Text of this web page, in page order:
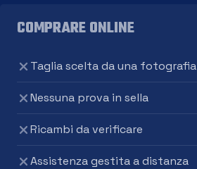
COMPRARE ONLINE
Taglia scelta da una fotografia
Nessuna prova in sella
Ricambi da verificare
Assistenza gestita a distanza